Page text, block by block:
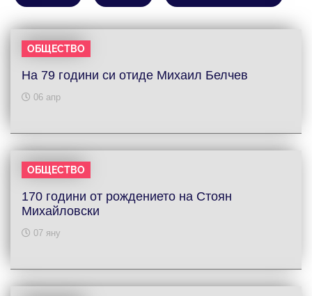
ОБЩЕСТВО
На 79 години си отиде Михаил Белчев
06 апр
ОБЩЕСТВО
170 години от рождението на Стоян
Михайловски
07 яну